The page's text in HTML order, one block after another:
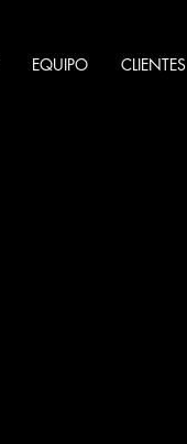
EQUIPO CLIENTES